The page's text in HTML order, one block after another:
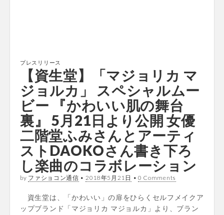
プレスリリース
【資生堂】「マジョリカ マ
ジョルカ」 スペシャルムー
ビー 『かわいい肌の舞台
裏』 5月21日より公開 女優
二階堂ふみさんとアーティ
ストDAOKOさん書き下ろ
し楽曲のコラボレーション
by ファショコン通信 • 2018年5月21日 • 0 Comments
資生堂は、「かわいい」の扉をひらくセルフメイクア
ップブランド「マジョリカ マジョルカ」より、ブラン